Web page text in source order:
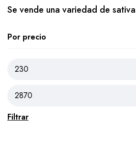
Se vende una variedad de sativa
Por precio
Filtrar